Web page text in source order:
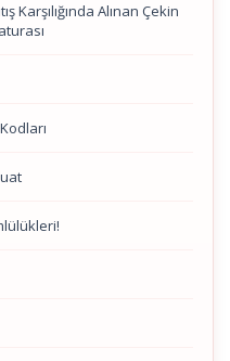
Karşılığında Alınan Çekin